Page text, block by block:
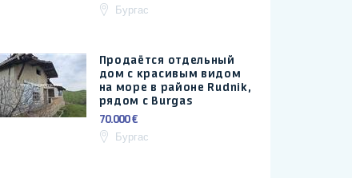
Бургас
Продаётся отдельный
дом с красивым видом
на море в районе Rudnik,
рядом с Burgas
70.000 €
Бургас